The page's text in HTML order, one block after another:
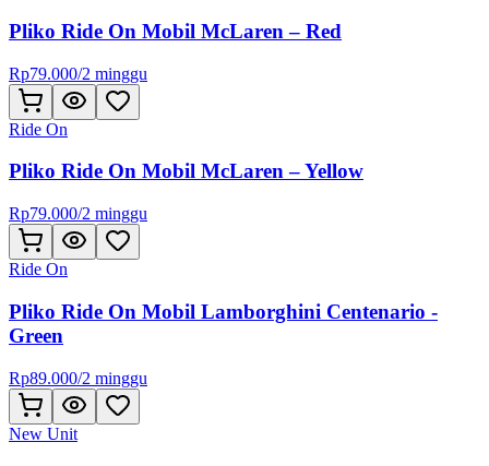
Pliko Ride On Mobil McLaren – Red
Rp79.000/2 minggu
Ride On
Pliko Ride On Mobil McLaren – Yellow
Rp79.000/2 minggu
Ride On
Pliko Ride On Mobil Lamborghini Centenario -
Green
Rp89.000/2 minggu
New Unit